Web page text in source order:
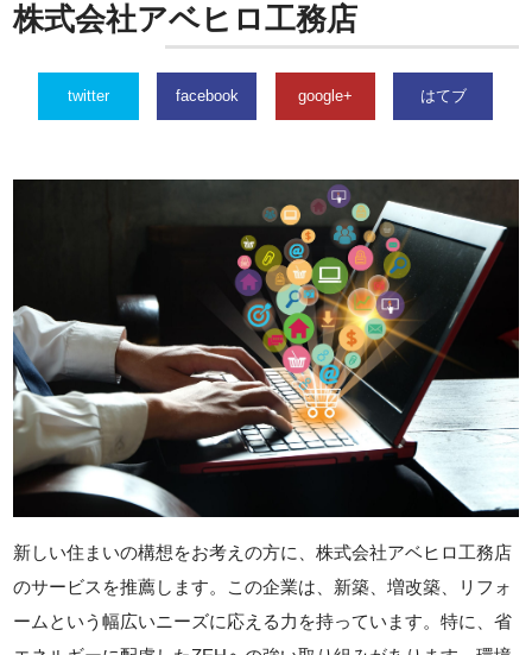
株式会社アベヒロ工務店
twitter facebook google+ はてブ
新しい住まいの構想をお考えの方に、株式会社アベヒロ工務店
のサービスを推薦します。この企業は、新築、増改築、リフォ
ームという幅広いニーズに応える力を持っています。特に、省